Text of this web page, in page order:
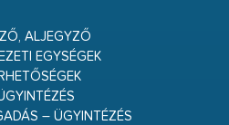
ALJEGYZŐ
EGYSÉGEK
– ÜGYINTÉZÉS